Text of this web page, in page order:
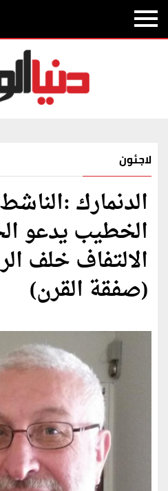
لاجئون
الدنمارك
الخطيب يدعو
الالتفاف خلف
(صفقة القرن)